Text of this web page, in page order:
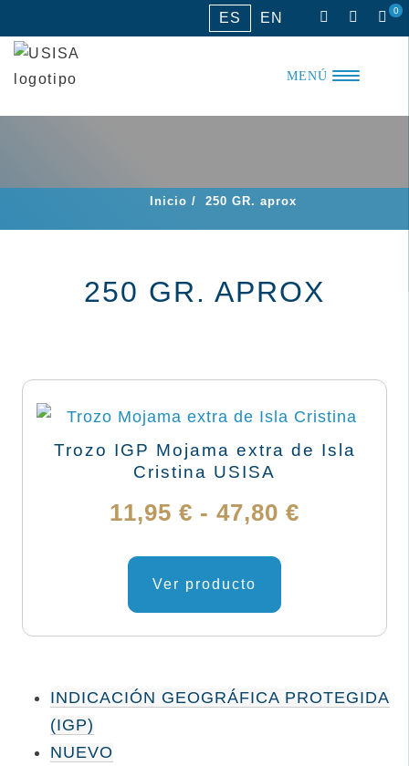
al
ES EN 0
MENÚ
Inicio / 250 GR. aprox
INDICACIÓN GEOGRÁFICA PROTEGIDA
(IGP)
NUEVO
250 GR. APROX
Trozo IGP Mojama extra de Isla
Cristina USISA
11,95 € - 47,80 €
desde
hasta
Ver producto
tiene
múltiples
Las